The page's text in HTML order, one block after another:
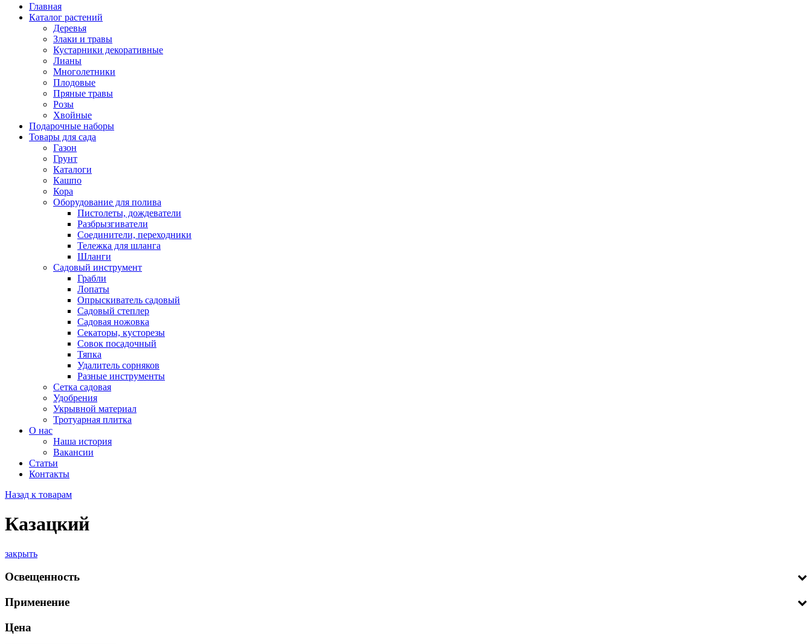
Главная
Каталог растений
Деревья
Злаки и травы
Кустарники декоративные
Лианы
Многолетники
Плодовые
Пряные травы
Розы
Хвойные
Подарочные наборы
Товары для сада
Газон
Грунт
Каталоги
Кашпо
Кора
Оборудование для полива
Пистолеты, дождеватели
Разбрызгиватели
Соединители, переходники
Тележка для шланга
Шланги
Садовый инструмент
Грабли
Лопаты
Опрыскиватель садовый
Садовый степлер
Садовая ножовка
Секаторы, кусторезы
Совок посадочный
Тяпка
Удалитель сорняков
Разные инструменты
Сетка садовая
Удобрения
Укрывной материал
Тротуарная плитка
О нас
Наша история
Вакансии
Статьи
Контакты
Назад к товарам
Казацкий
закрыть
Освещенность
Применение
Цена